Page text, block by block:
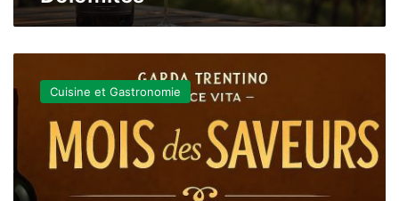
gusto
Trentino
:
l’automne
Cuisine et Gastronomie